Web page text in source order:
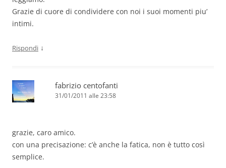
Grazie di cuore di condividere con noi i suoi momenti piu’
intimi.
Rispondi ↓
fabrizio centofanti
31/01/2011 alle 23:58
grazie, caro amico.
con una precisazione: c’è anche la fatica, non è tutto così
semplice.